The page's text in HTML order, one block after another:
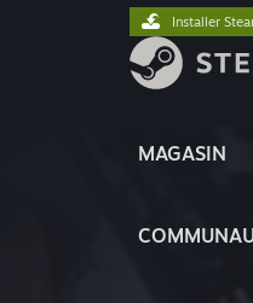
MAGASIN
Installer